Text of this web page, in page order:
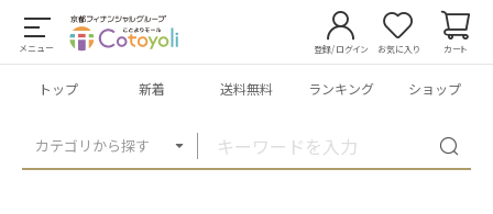
メニュー
カテゴリから探す
登録/ログイン お気に入り カート
トップ 新着 送料無料 ランキング ショップ